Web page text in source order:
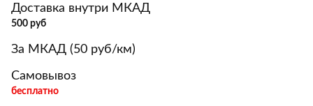
Доставка внутри МКАД
500 руб
За МКАД (50 руб/км)
Самовывоз
бесплатно